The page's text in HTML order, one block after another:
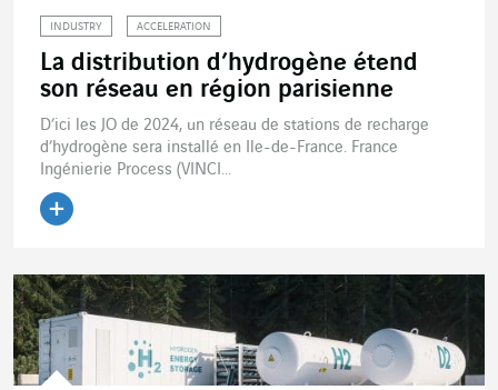
INDUSTRY ACCELERATION
La distribution d’hydrogène étend
son réseau en région parisienne
D’ici les JO de 2024, un réseau de stations de recharge
d’hydrogène sera installé en Ile-de-France. France
Ingénierie Process (VINCI...